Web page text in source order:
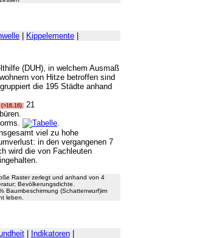
Kippelemente
(DUH), in welchem Ausmaß
von Hitze betroffen sind
die 195 Städte anhand
21
.
viel zu hohe
in den vergangenen 7
wird die von Fachleuten
Raster zerlegt und anhand von 4
Bevölkerungsdichte.
Baumbeschirmung (Schattenwurf)im
leben.
| Indikatoren|